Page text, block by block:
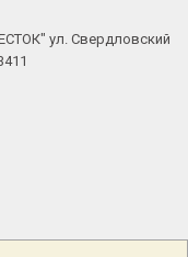
ул. Свердловский